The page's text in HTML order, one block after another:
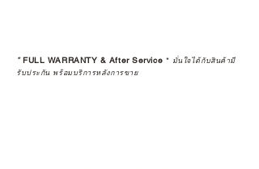
*FULL WARRANTY & After Service * มั่นใจได้กับสินค้ามี
รับประกัน พร้อมบริการหลังการขาย